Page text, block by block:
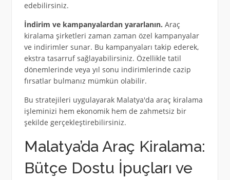
edebilirsiniz.
İndirim ve kampanyalardan yararlanın. Araç
kiralama şirketleri zaman zaman özel kampanyalar
ve indirimler sunar. Bu kampanyaları takip ederek,
ekstra tasarruf sağlayabilirsiniz. Özellikle tatil
dönemlerinde veya yıl sonu indirimlerinde cazip
fırsatlar bulmanız mümkün olabilir.
Bu stratejileri uygulayarak Malatya'da araç kiralama
işleminizi hem ekonomik hem de zahmetsiz bir
şekilde gerçekleştirebilirsiniz.
Malatya’da Araç Kiralama:
Bütçe Dostu İpuçları ve